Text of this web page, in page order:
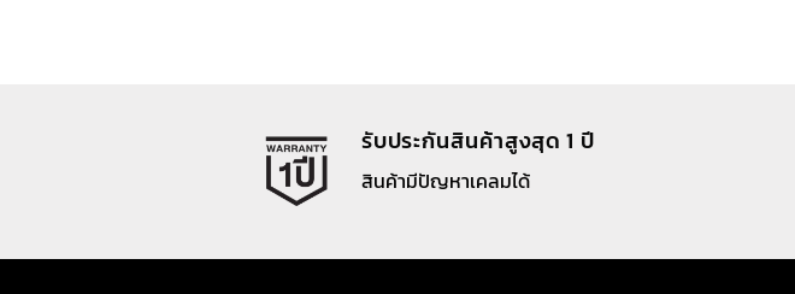
รับประกันสินค้าสูงสุด 1 ปี
สินค้ามีปัญหาเคลมได้